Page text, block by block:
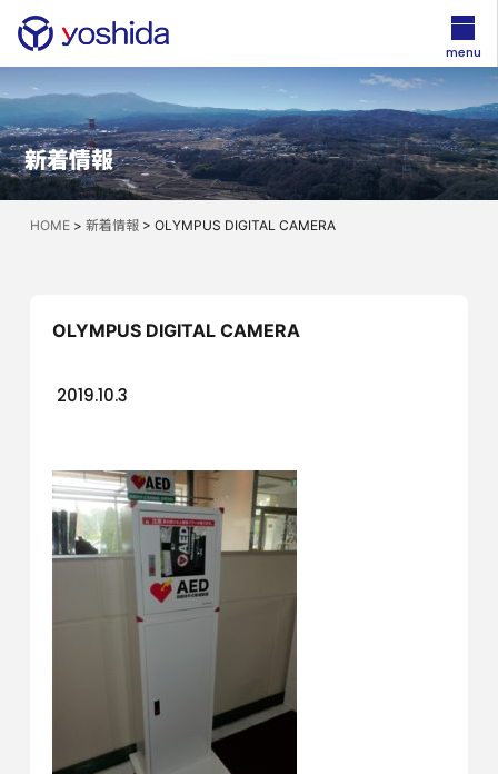
新着情報
HOME> 新着情報> OLYMPUS DIGITAL CAMERA
OLYMPUS DIGITAL CAMERA
2019.10.3
menu